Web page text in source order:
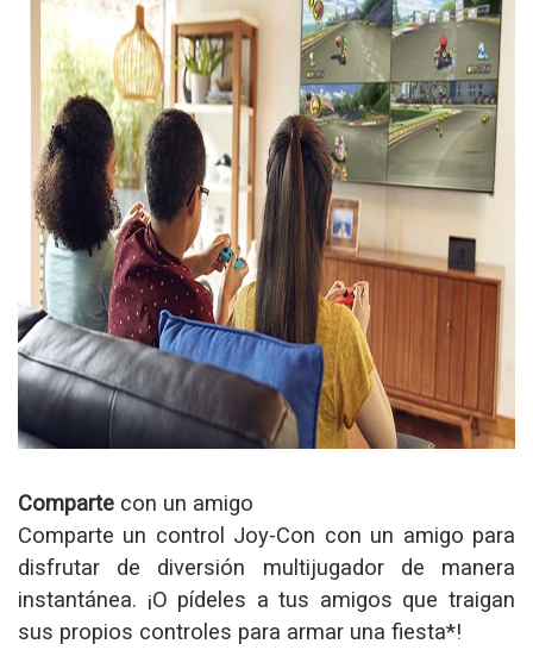
Comparte con un amigo
Comparte un control Joy-Con con un amigo para
disfrutar de diversión multijugador de manera
instantánea. ¡O pídeles a tus amigos que traigan
sus propios controles para armar una fiesta*!